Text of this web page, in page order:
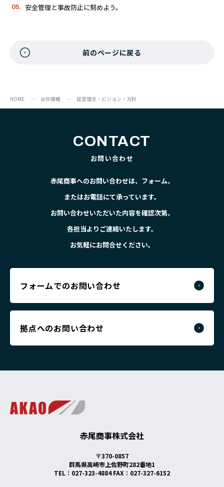
安全管理と事故防止に努めよう。
前のページに戻る
HOME 会社情報 経営理念・ビジョン・方針
CONTACT
お問い合わせ
赤尾商事へのお問い合わせは、フォーム、
またはお電話にて承っています。
お問い合わせいただいた内容を確認次第、
各担当よりご連絡いたします。
お気軽にお問合せください。
フォームでのお問い合わせ
拠点へのお問い合わせ
赤尾商事株式会社
〒370-0857
群馬県高崎市上佐野町282番地1
TEL：027-323-4884 FAX：027-327-6152